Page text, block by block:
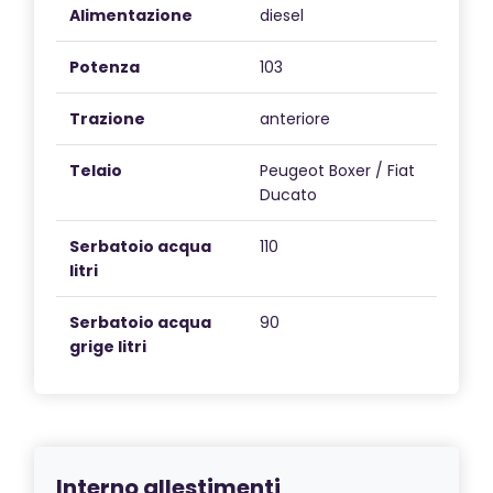
Alimentazione diesel
Potenza 103
Trazione anteriore
Telaio
Peugeot Boxer / Fiat
Ducato
Serbatoio acqua
litri
110
Serbatoio acqua
grige litri
90